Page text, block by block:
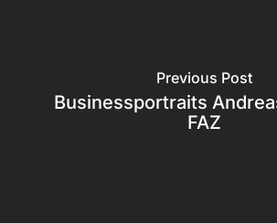
Previous Post
Businessportraits
FAZ